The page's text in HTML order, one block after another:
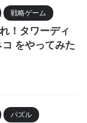
戦略ゲーム
！タワーディ
をやってみた
パズル